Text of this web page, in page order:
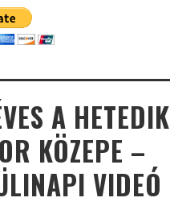
A HETEDIK
KÖZEPE –
VIDEÓ